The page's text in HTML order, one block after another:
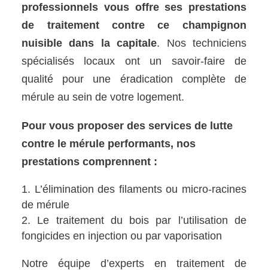
professionnels vous offre ses prestations
de traitement contre ce champignon
nuisible dans la capitale. Nos techniciens
spécialisés locaux ont un savoir-faire de
qualité pour une éradication complète de
mérule au sein de votre logement.
Pour vous proposer des services de lutte
contre le mérule performants, nos
prestations comprennent :
L’élimination des filaments ou micro-racines
de mérule
Le traitement du bois par l’utilisation de
fongicides en injection ou par vaporisation
Notre équipe d’experts en traitement de